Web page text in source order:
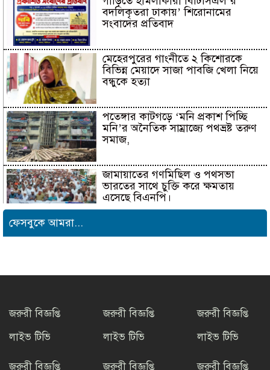
বদলিকৃতরা ঢাকায়’ শিরোনামের
সংবাদের প্রতিবাদ
মেহেরপুরের গাংনীতে ২ কিশোরকে
বিভিন্ন মেয়াদে সাজা পাবজি খেলা নিয়ে
বন্ধুকে হত্যা
পতেঙ্গার কাটগড়ে ‘মনি প্রকাশ পিচ্ছি
মনি’র অনৈতিক সাম্রাজ্যে পথভ্রষ্ট তরুণ
সমাজ,
জামায়াতের গণমিছিল ও পথসভা
ভারতের সাথে চুক্তি করে ক্ষমতায়
এসেছে বিএনপি।
ফাউন্ডেশনের উদ্যোগে রাউজানে
ফেসবুকে আমরা...
জরুরী বিজ্ঞপ্তি
লাইভ টিভি
জরুরী বিজ্ঞপ্তি
লাইভ টিভি
জরুরী বিজ্ঞপ্তি
লাইভ টিভি
জরুরী বিজ্ঞপ্তি
জরুরী বিজ্ঞপ্তি
জরুরী বিজ্ঞপ্তি